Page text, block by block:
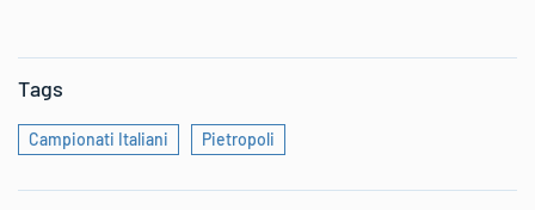
Tags
Campionati Italiani Pietropoli